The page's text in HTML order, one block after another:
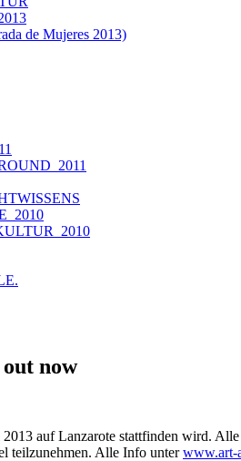
de Mujeres 2013)
now
auf Lanzarote stattfinden wird.
teilzunehmen. Alle Info unterwww.art-